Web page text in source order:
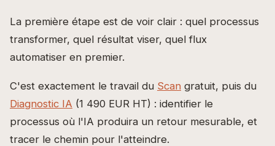
La première étape est de voir clair : quel processus
transformer, quel résultat viser, quel flux
automatiser en premier.
C'est exactement le travail du Scan gratuit, puis du
Diagnostic IA (1 490 EUR HT) : identifier le
processus où l'IA produira un retour mesurable, et
tracer le chemin pour l'atteindre.